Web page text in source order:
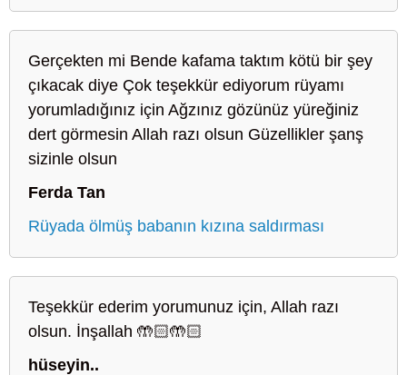
Gerçekten mi Bende kafama taktım kötü bir şey
çıkacak diye Çok teşekkür ediyorum rüyamı
yorumladığınız için Ağzınız gözünüz yüreğiniz
dert görmesin Allah razı olsun Güzellikler şanş
sizinle olsun
Ferda Tan
Rüyada ölmüş babanın kızına saldırması
Teşekkür ederim yorumunuz için, Allah razı
olsun. İnşallah 🤲🏻🤲🏻
hüseyin..